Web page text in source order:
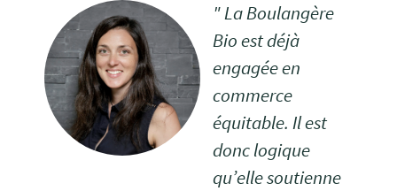
" La Boulangère
Bio est déjà
engagée en
commerce
équitable. Il est
donc logique
qu’elle soutienne